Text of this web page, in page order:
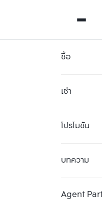
ซื้อ
เช่า
โปรโมชัน
บทความ
Agent